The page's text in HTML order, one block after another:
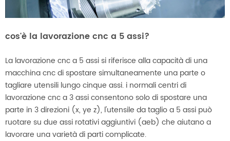
cos'è la lavorazione cnc a 5 assi?
La lavorazione cnc a 5 assi si riferisce alla capacità di una
macchina cnc di spostare simultaneamente una parte o
tagliare utensili lungo cinque assi. i normali centri di
lavorazione cnc a 3 assi consentono solo di spostare una
parte in 3 direzioni (x, ye z), l'utensile da taglio a 5 assi può
ruotare su due assi rotativi aggiuntivi (aeb) che aiutano a
lavorare una varietà di parti complicate.